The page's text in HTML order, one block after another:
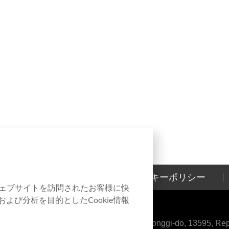
クッキーポリシー
ro, Bundang-gu, Seongnam-si, Gyeonggi-do, 13595,
ブサイトを訪問されたお客様に快
よび分析を目的としたCookie情報